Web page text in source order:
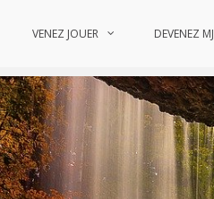
VENEZ JOUER DEVENEZ MJ